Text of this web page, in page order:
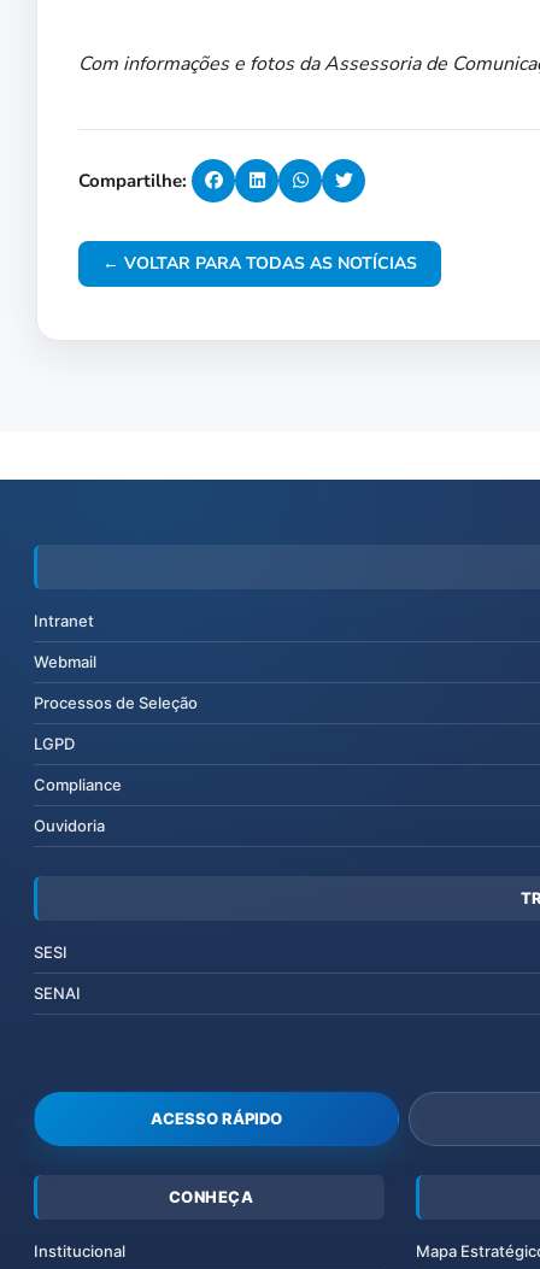
Com informações e fotos da Assessoria de
Compartilhe:
← VOLTAR PARA TODAS AS NOTÍCIAS
Intranet
Webmail
Processos de Seleção
LGPD
Compliance
Ouvidoria
SESI
SENAI
ACESSO RÁPIDO
CONHEÇA
Institucional Mapa